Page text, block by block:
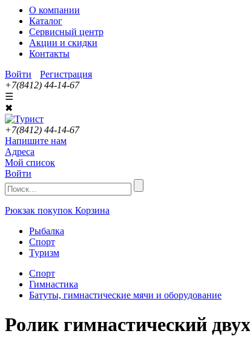
О компании
Каталог
Сервисный центр
Акции и скидки
Контакты
Войти
Регистрация
+7(8412) 44-14-67
☰
✖
+7(8412) 44-14-67
Напишите нам
Адреса
Мой список
Войти
Рюкзак покупок Корзина
Рыбалка
Спорт
Туризм
Спорт
Гимнастика
Батуты, гимнастические мячи и оборудование
Ролик гимнастический